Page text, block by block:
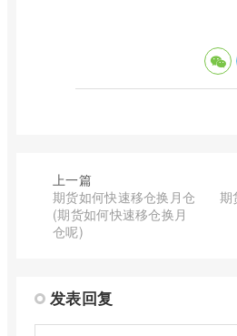
上一篇
期货如何快速移仓换月仓
(期货如何快速移仓换月
仓呢)
期
发表回复